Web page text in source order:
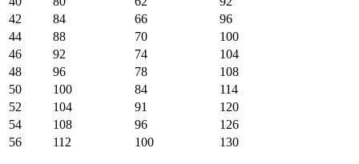
42
84 66
96
44
88 70
100
46
92 74
104
48
96 78
108
50
100 84
114
52
104 91
120
54
108 96
126
56
112 100 130